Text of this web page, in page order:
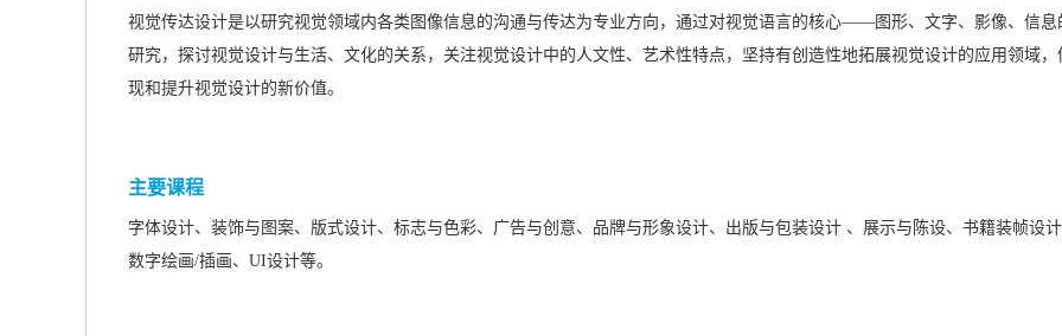
视觉传达设计是以研究视觉领域内各类图像信息的沟通与传达为专业方向，通过对视觉语言的核心——图形、文字、影像、信息
研究，探讨视觉设计与生活、文化的关系，关注视觉设计中的人文性、艺术性特点，坚持有创造性地拓展视觉设计的应用领域，
现和提升视觉设计的新价值。
主要课程
字体设计、装饰与图案、版式设计、标志与色彩、广告与创意、品牌与形象设计、出版与包装设计 、展示与陈设、书籍装帧设
数字绘画/插画、UI设计等。